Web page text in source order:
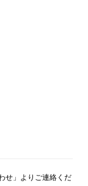
せ」よりご連絡くだ